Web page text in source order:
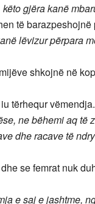
gjëra kanë
të
lëvizur përpara
shkojnë në
tërhequr vëmendja.
ne bëhemi aq të
dhe racave të
se femrat nuk
e saj e jashtme,